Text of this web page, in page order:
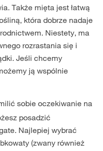
Także mięta jest łatwą
która dobrze nadaje
Niestety, ma
rozrastania się i
Jeśli chcemy
ją wspólnie
sobie oczekiwanie na
posadzić
Najlepiej wybrać
(zwany również